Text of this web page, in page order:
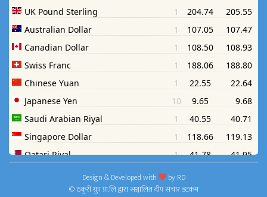
Design & Developed with byRD
© ठकुरी ग्रुप प्रा.लि द्वारा सञ्चालित दीप संचार डटकम